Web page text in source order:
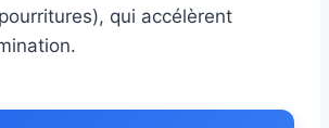
qui accélèrent